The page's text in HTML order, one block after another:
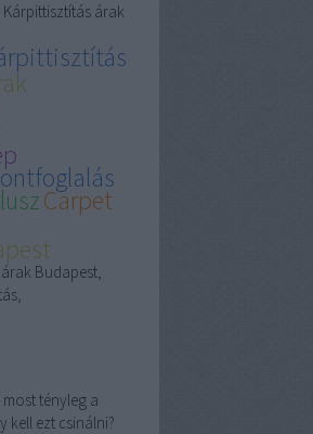
árak
Carpet
Budapest,
most tényleg a
kell ezt csinálni?